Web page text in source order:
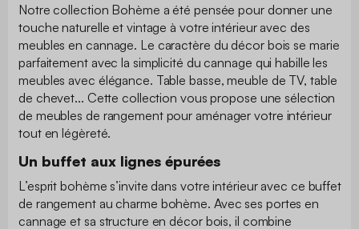
Notre collection Bohème a été pensée pour donner une
touche naturelle et vintage à votre intérieur avec des
meubles en cannage. Le caractère du décor bois se marie
parfaitement avec la simplicité du cannage qui habille les
meubles avec élégance. Table basse, meuble de TV, table
de chevet... Cette collection vous propose une sélection
de meubles de rangement pour aménager votre intérieur
tout en légèreté.
Un buffet aux lignes épurées
L’esprit bohème s’invite dans votre intérieur avec ce buffet
de rangement au charme bohème. Avec ses portes en
cannage et sa structure en décor bois, il combine